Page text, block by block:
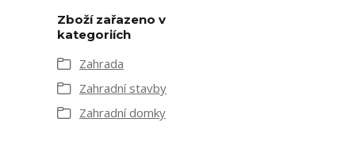
Zboží zařazeno v
kategoriích
Zahrada
Zahradní stavby
Zahradní domky